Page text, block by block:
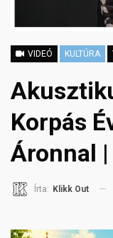
VIDEÓ KULTÚRA
Korpás
Áronnal
Írta: Klikk Out